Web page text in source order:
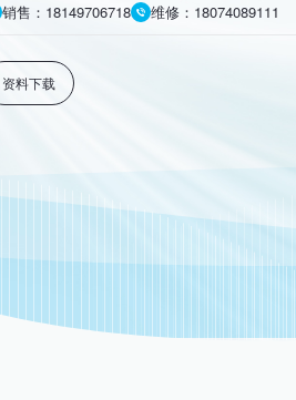
销售：18149706718 维修：18074089111
资料下载